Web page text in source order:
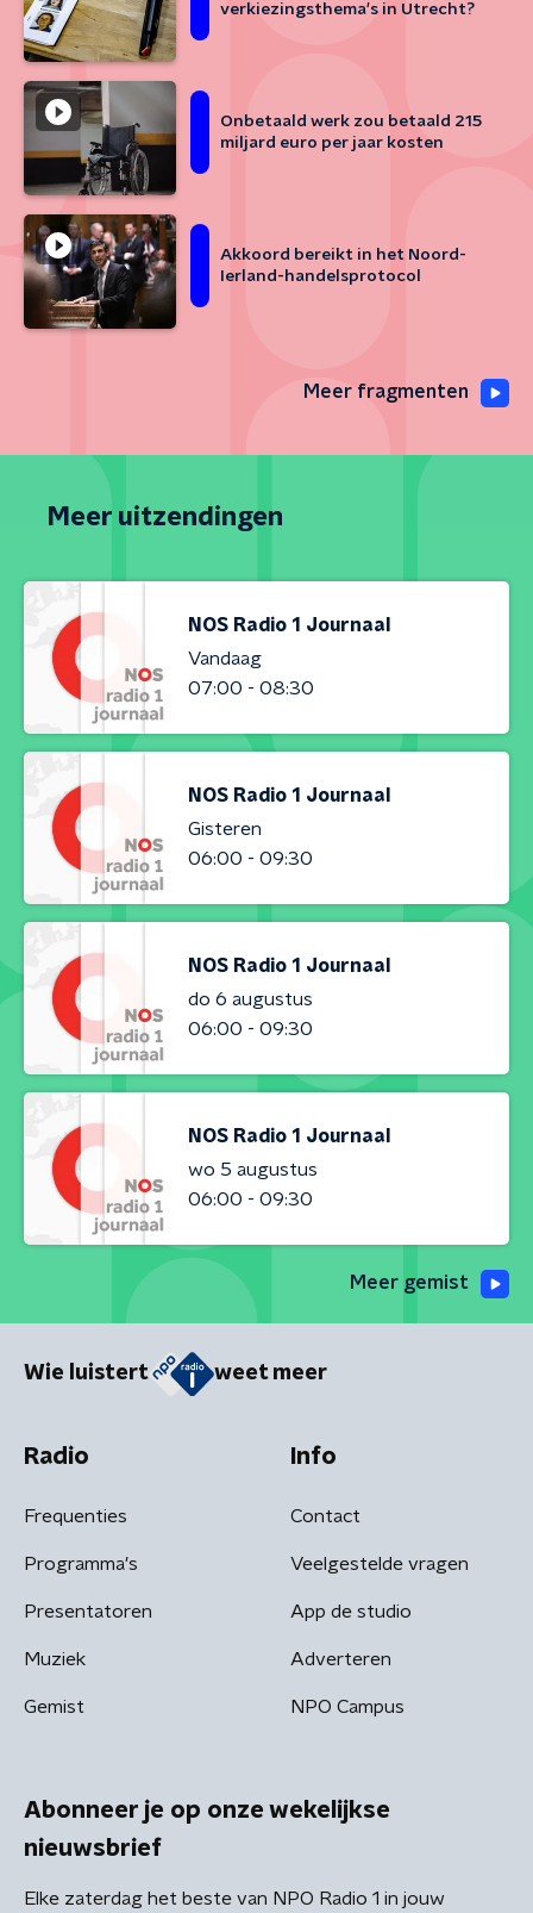
verkiezingsthema's in Utrecht?
Onbetaald werk zou betaald 215
miljard euro per jaar kosten
Akkoord bereikt in het Noord-
Ierland-handelsprotocol
Meer fragmenten
Meer uitzendingen
NOS Radio 1 Journaal
Vandaag
07:00 - 08:30
NOS Radio 1 Journaal
Gisteren
06:00 - 09:30
NOS Radio 1 Journaal
do 6 augustus
06:00 - 09:30
NOS Radio 1 Journaal
wo 5 augustus
06:00 - 09:30
Meer gemist
Wie luistert weet meer
Radio
Frequenties
Programma's
Presentatoren
Muziek
Gemist
Info
Contact
Veelgestelde vragen
App de studio
Adverteren
NPO Campus
Abonneer je op onze wekelijkse
nieuwsbrief
Elke zaterdag het beste van NPO Radio 1 in jouw